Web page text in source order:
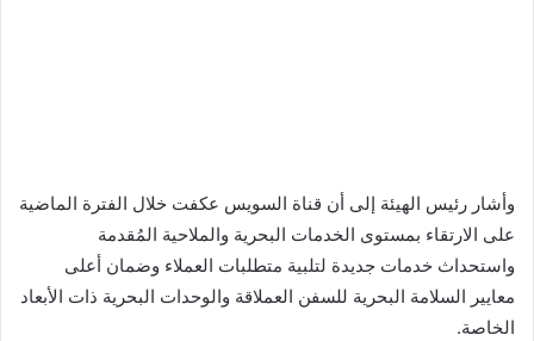
وأشار رئيس الهيئة إلى أن قناة السويس عكفت خلال الفترة الماضية
على الارتقاء بمستوى الخدمات البحرية والملاحية المُقدمة
واستحداث خدمات جديدة لتلبية متطلبات العملاء وضمان أعلى
معايير السلامة البحرية للسفن العملاقة والوحدات البحرية ذات الأبعاد
الخاصة.